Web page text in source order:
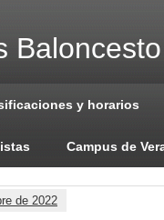
y horarios
Campus de
de 2022